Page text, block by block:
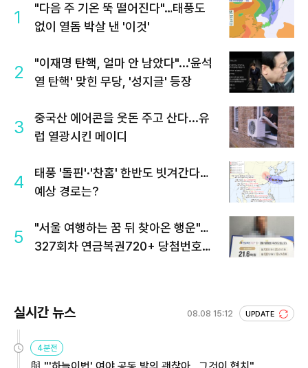
1
"다음 주 기온 뚝 떨어진다"…태풍도
없이 열돔 박살 낸 '이것'
2
"이재명 탄핵, 얼마 안 남았다"...'윤석
열 탄핵' 맞힌 무당, '성지글' 등장
3
중국산 에어콘을 웃돈 주고 산다...유
럽 열광시킨 메이디
4
태풍 '돌핀'·'찬홈' 한반도 빗겨간다…
예상 경로는?
5
"서울 여행하는 꿈 뒤 찾아온 행운"…
327회차 연금복권720+ 당첨번호조
실시간 뉴스 08.08 15:12 UPDATE
4분전